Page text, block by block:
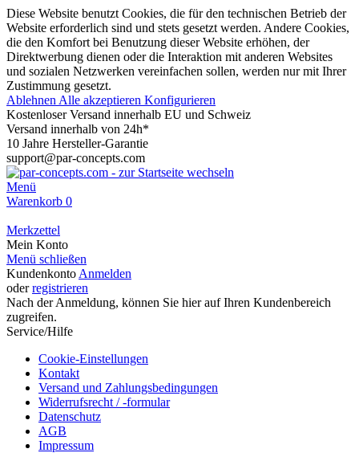
Diese Website benutzt Cookies, die für den technischen Betrieb der
Website erforderlich sind und stets gesetzt werden. Andere Cookies,
die den Komfort bei Benutzung dieser Website erhöhen, der
Direktwerbung dienen oder die Interaktion mit anderen Websites
und sozialen Netzwerken vereinfachen sollen, werden nur mit Ihrer
Zustimmung gesetzt.
Ablehnen Alle akzeptieren Konfigurieren
Kostenloser Versand innerhalb EU und Schweiz
Versand innerhalb von 24h*
10 Jahre Hersteller-Garantie
support@par-concepts.com
Menü
Warenkorb 0
Merkzettel
Mein Konto
Menü schließen
Kundenkonto Anmelden
oderregistrieren
Nach der Anmeldung, können Sie hier auf Ihren Kundenbereich
zugreifen.
Service/Hilfe
Cookie-Einstellungen
Kontakt
Versand und Zahlungsbedingungen
Widerrufsrecht / -formular
Datenschutz
AGB
Impressum